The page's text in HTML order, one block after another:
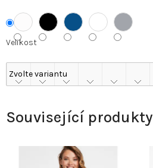
Velikost
Související produkty